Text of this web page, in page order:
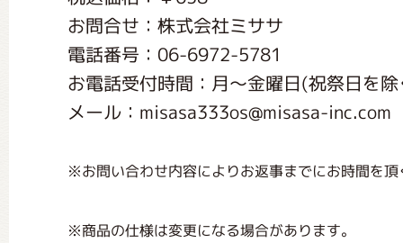
お問合せ：株式会社ミササ
電話番号：06-6972-5781
お電話受付時間：月〜金曜日(祝祭日を
メール：misasa333os@misasa-inc.com
※お問い合わせ内容によりお返事までにお時間を
※商品の仕様は変更になる場合があります。
くまのがっこう 家庭科部